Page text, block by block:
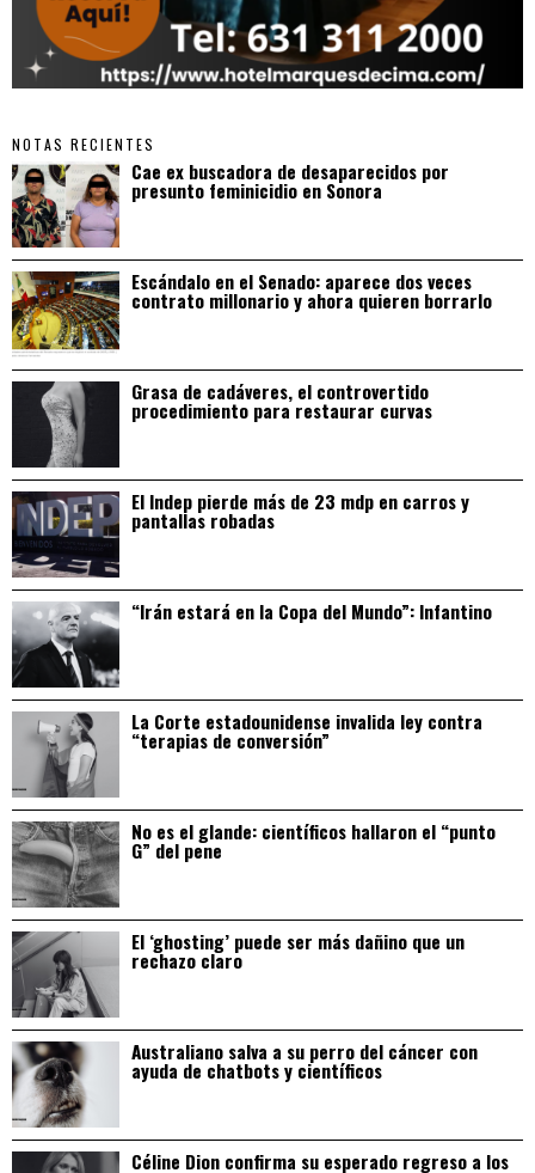
NOTAS RECIENTES
Cae ex buscadora de desaparecidos por
presunto feminicidio en Sonora
Escándalo en el Senado: aparece dos veces
contrato millonario y ahora quieren borrarlo
Grasa de cadáveres, el controvertido
procedimiento para restaurar curvas
El Indep pierde más de 23 mdp en carros y
pantallas robadas
“Irán estará en la Copa del Mundo”: Infantino
La Corte estadounidense invalida ley contra
“terapias de conversión”
No es el glande: científicos hallaron el “punto
G” del pene
El ‘ghosting’ puede ser más dañino que un
rechazo claro
Australiano salva a su perro del cáncer con
ayuda de chatbots y científicos
Céline Dion confirma su esperado regreso a los